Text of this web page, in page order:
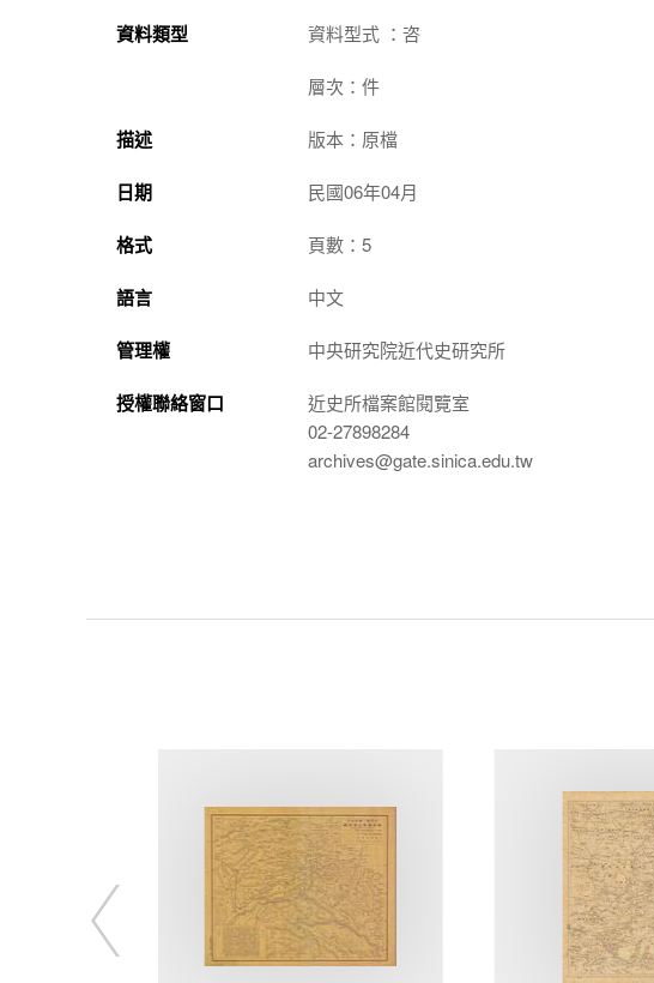
資料類型 資料型式 ：咨
層次：件
描述 版本：原檔
日期 民國06年04月
格式 頁數：5
語言 中文
管理權 中央研究院近代史研究所
授權聯絡窗口
近史所檔案館閱覽室
02-27898284
archives@gate.sinica.edu.tw